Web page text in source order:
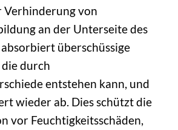
Verhinderung von
an der Unterseite des
absorbiert überschüssige
durch
entstehen kann, und
wieder ab. Dies schützt die
vor Feuchtigkeitsschäden,